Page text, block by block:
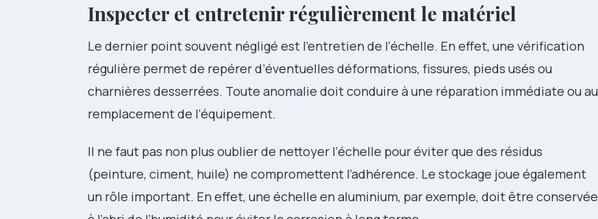
Inspecter et entretenir régulièrement le matériel
Le dernier point souvent négligé est l’entretien de l’échelle. En effet, une vérification
régulière permet de repérer d’éventuelles déformations, fissures, pieds usés ou
charnières desserrées. Toute anomalie doit conduire à une réparation immédiate ou au
remplacement de l’équipement.
Il ne faut pas non plus oublier de nettoyer l’échelle pour éviter que des résidus
(peinture, ciment, huile) ne compromettent l’adhérence. Le stockage joue également
un rôle important. En effet, une échelle en aluminium, par exemple, doit être conservée